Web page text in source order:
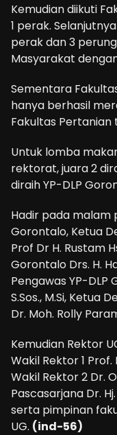
Kemudian diikuti
1 perak.
perak dan 3
Masyarakat
Sementara
hanya berhasil
Fakultas Pertanian
Untuk lomba
rektorat, juara 2
diraih YP-DLP
Hadir pada malam
Gorontalo, Ketua
Prof Dr H. Rustam
Gorontalo Drs. H.
Pengawas YP-DLP
S.Sos., M.Si, Ketua
Dr. Moh. Rolly
Kemudian Rektor
Wakil Rektor 1 Prof.
Wakil Rektor 2 Dr.
Pascasarjana Dr.
serta pimpinan
UG. (ind-56)